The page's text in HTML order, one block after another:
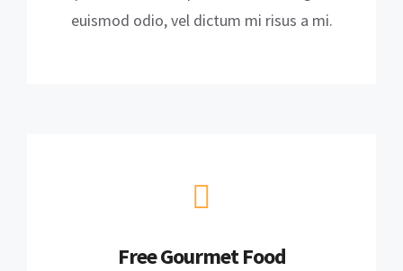
euismod odio, vel dictum mi risus a mi.
Free Gourmet Food